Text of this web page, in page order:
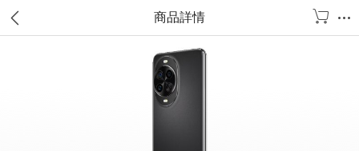
商品詳情